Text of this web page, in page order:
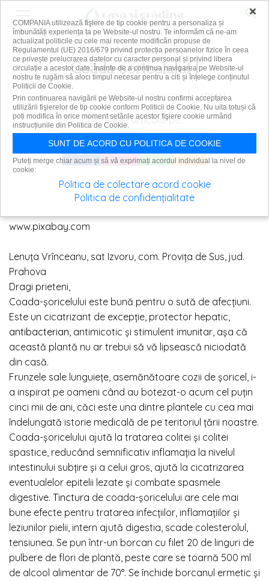
Coada-şoricelului I
28 februarie 2017 | PROMO | ADMIN
Distribuie articolul pe:
www.pixabay.com
Lenuţa Vrînceanu, sat Izvoru, com. Proviţa de Sus, jud.
Prahova
Dragi prieteni,
Coada-şoricelului este bună pentru o sută de afecţiuni.
Este un cicatrizant de excepţie, protector hepatic,
antibacterian, antimicotic şi stimulent imunitar, aşa că
această plantă nu ar trebui să vă lipsească niciodată
din casă.
Frunzele sale lunguieţe, asemănătoare cozii de şoricel, i-
a inspirat pe oameni când au botezat-o acum cel puţin
cinci mii de ani, căci este una dintre plantele cu cea mai
îndelungată istorie medicală de pe teritoriul ţării noastre.
Coada-şoricelului ajută la tratarea colitei şi colitei
spastice, reducând semnificativ inflamaţia la nivelul
intestinului subţire şi a celui gros, ajută la cicatrizarea
eventualelor epitelii lezate şi combate spasmele
digestive. Tinctura de coada-şoricelului are cele mai
bune efecte pentru tratarea infecţiilor, inflamaţiilor şi
leziunilor pielii, intern ajută digestia, scade colesterolul,
tensiunea. Se pun într-un borcan cu filet 20 de linguri de
pulbere de flori de plantă, peste care se toarnă 500 ml
de alcool alimentar de 70°. Se închide borcanul ermetic şi
×
COMPANIA utilizează fişiere de tip cookie pentru a personaliza și
îmbunătăți experiența ta pe Website-ul nostru. Te informăm că ne-am
actualizat politicile cu cele mai recente modificări propuse de
Regulamentul (UE) 2016/679 privind protecția persoanelor fizice în ceea
ce privește prelucrarea datelor cu caracter personal și privind libera
circulație a acestor date. Înainte de a continua navigarea pe Website-ul
nostru te rugăm să aloci timpul necesar pentru a citi și înțelege conținutul
Politicii de Cookie.
Prin continuarea navigării pe Website-ul nostru confirmi acceptarea
utilizării fişierelor de tip cookie conform Politicii de Cookie. Nu uita totuși că
poți modifica în orice moment setările acestor fişiere cookie urmând
instrucțiunile din Politica de Cookie.
SUNT DE ACORD CU POLITICA DE COOKIE
Puteți merge chiar acum și să vă exprimați acordul individual la nivel de
cookie:
Politica de colectare acord cookie
Politica de confidențialitate